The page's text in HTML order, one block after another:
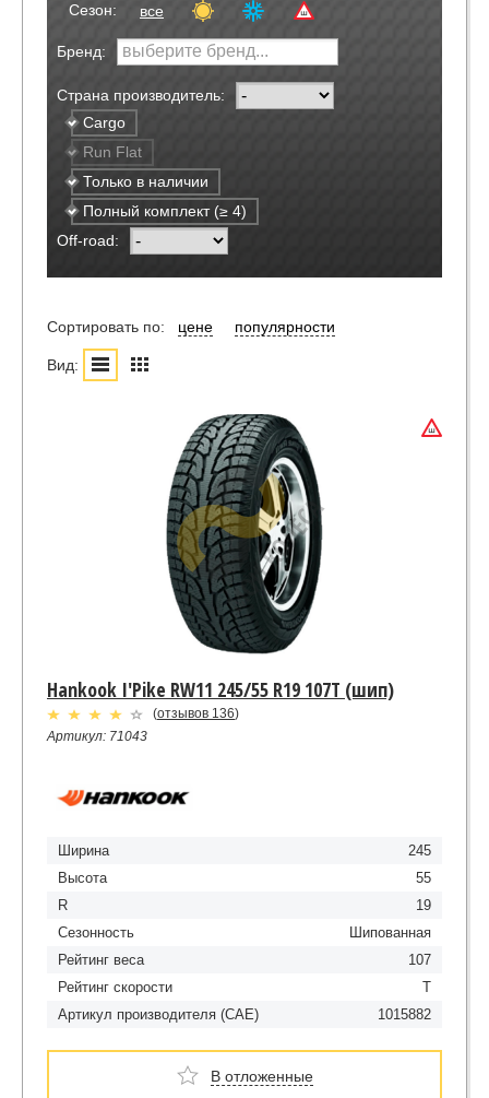
Сезон: все
Бренд:
Страна производитель:
Cargo
Run Flat
Только в наличии
Полный комплект (≥ 4)
Off-road:
Сортировать по: цене популярности
Вид:
Hankook I'Pike RW11 245/55 R19 107T (шип)
(отзывов 136)
Артикул: 71043
Ширина
245
Высота
55
R
19
Сезонность
Шипованная
Рейтинг веса
107
Рейтинг скорости
T
Артикул производителя (CAE)
1015882
В отложенные